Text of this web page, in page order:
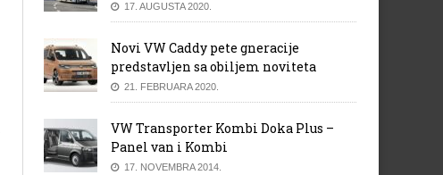
17. AUGUSTA 2020.
Novi VW Caddy pete gneracije
predstavljen sa obiljem noviteta
21. FEBRUARA 2020.
VW Transporter Kombi Doka Plus –
Panel van i Kombi
17. NOVEMBRA 2014.